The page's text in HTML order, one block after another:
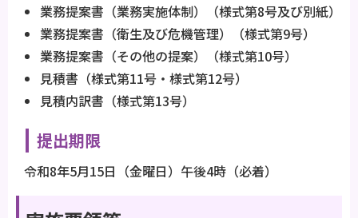
業務提案書（業務実施体制）（様式第8号及び別紙）
業務提案書（衛生及び危機管理）（様式第9号）
業務提案書（その他の提案）（様式第10号）
見積書（様式第11号・様式第12号）
見積内訳書（様式第13号）
提出期限
令和8年5月15日（金曜日）午後4時（必着）